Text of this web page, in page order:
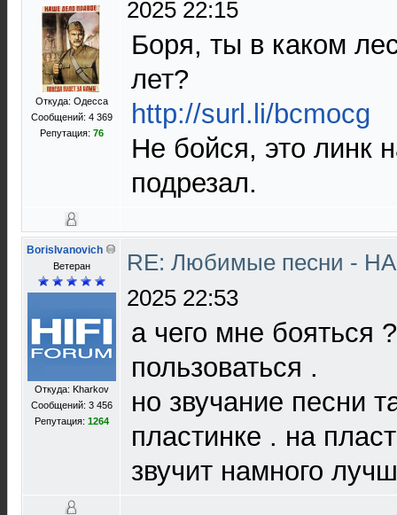
Откуда: Одесса
Сообщений: 4 369
Репутация: 76
2025 22:15
Боря, ты в каком
лет?
http://surl.li/bcmocg
Не бойся, это линк
подрезал.
BorisIvanovich
Ветеран
Откуда: Kharkov
Сообщений: 3 456
Репутация: 1264
RE: Любимые песни -
2025 22:53
а чего мне бояться
пользоваться .
но звучание песни
пластинке . на
звучит намного